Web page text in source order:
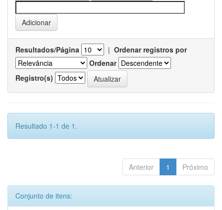
Resultados/Página | Ordenar registros por
Ordenar
Registro(s)
Resultado 1-1 de 1.
Anterior 1 Próximo
Conjunto de itens: